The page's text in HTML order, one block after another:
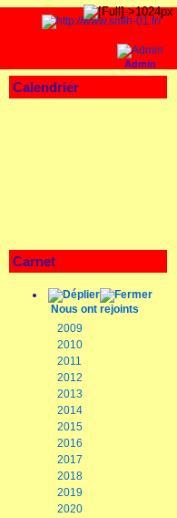
Admin
Calendrier
Carnet
Nous ont rejoints
2009
2010
2011
2012
2013
2014
2015
2016
2017
2018
2019
2020